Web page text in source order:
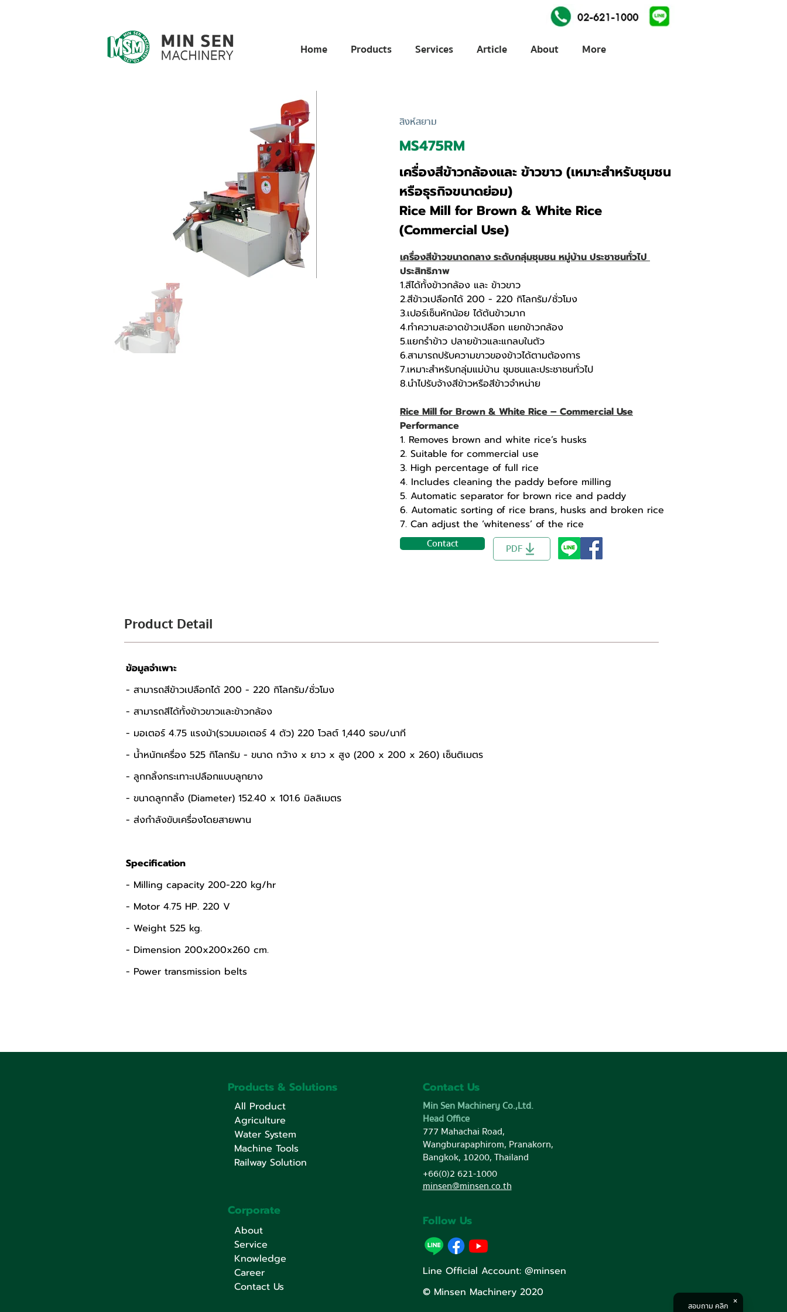
Home Products Services Article About More
สิงห์สยาม
MS475RM
เครื่องสีข้าวกล้องและ ข้าวขาว (เหมาะสำหรับชุมชน
หรือธุรกิจขนาดย่อม)
Rice Mill for Brown & White Rice
(Commercial Use)
เครื่องสีข้าวขนาดกลาง ระดับกลุ่มชุมชน หมู่บ้าน ประชาชนทั่วไป
ประสิทธิภาพ
1.สีได้ทั้งข้าวกล้อง และ ข้าวขาว
2.สีข้าวเปลือกได้ 200 - 220 กิโลกรัม/ชั่วโมง
3.เปอร์เซ็นหักน้อย ได้ต้นข้าวมาก
4.ทำความสะอาดข้าวเปลือก แยกข้าวกล้อง
5.แยกรำข้าว ปลายข้าวและแกลบในตัว
6.สามารถปรับความขาวของข้าวได้ตามต้องการ
7.เหมาะสำหรับกลุ่มแม่บ้าน ชุมชนและประชาชนทั่วไป
8.นำไปรับจ้างสีข้าวหรือสีข้าวจำหน่าย
Rice Mill for Brown & White Rice – Commercial Use
Performance
1. Removes brown and white rice’s husks
2. Suitable for commercial use
3. High percentage of full rice
4. Includes cleaning the paddy before milling
5. Automatic separator for brown rice and paddy
6. Automatic sorting of rice brans, husks and broken rice
7. Can adjust the ‘whiteness’ of the rice
Contact PDF
Product Detail
ข้อมูลจำเพาะ
- สามารถสีข้าวเปลือกได้ 200 - 220 กิโลกรัม/ชั่วโมง
- สามารถสีได้ทั้งข้าวขาวและข้าวกล้อง
- มอเตอร์ 4.75 แรงม้า(รวมมอเตอร์ 4 ตัว) 220 โวลต์ 1,440 รอบ/นาที
- น้ำหนักเครื่อง 525 กิโลกรัม - ขนาด กว้าง x ยาว x สูง (200 x 200 x 260) เซ็นติเมตร
- ลูกกลิ้งกระเทาะเปลือกแบบลูกยาง
- ขนาดลูกกลิ้ง (Diameter) 152.40 x 101.6 มิลลิเมตร
- ส่งกำลังขับเครื่องโดยสายพาน
Specification
- Milling capacity 200-220 kg/hr
- Motor 4.75 HP. 220 V
- Weight 525 kg.
- Dimension 200x200x260 cm.
- Power transmission belts
Products & Solutions
All Product
Agriculture
Water System
Machine Tools
Railway Solution
Corporate
About
Service
Knowledge
Career
Contact Us
Contact Us
Min Sen Machinery Co.,Ltd.
Head Office
777 Mahachai Road,
Wangburapaphirom, Pranakorn,
Bangkok, 10200, Thailand
+66(0)2 621-1000
minsen@minsen.co.th
Follow Us
Line Official Account: @minsen
© Minsen Machinery 2020
สอบถาม คลิก